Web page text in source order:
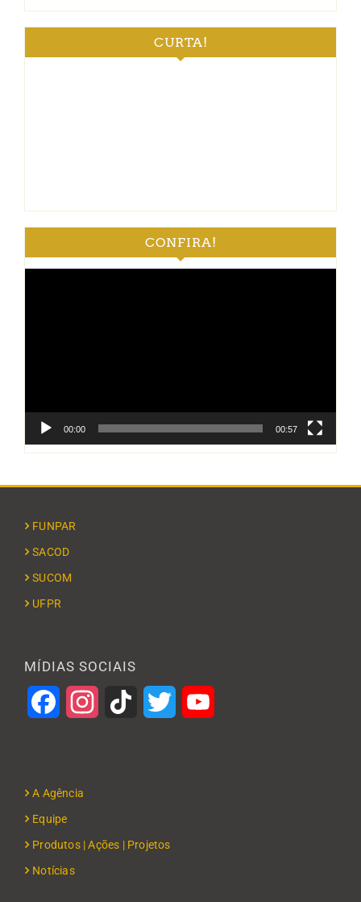
CURTA!
CONFIRA!
00:00 00:57
FUNPAR
SACOD
SUCOM
UFPR
MÍDIAS SOCIAIS
FacebookInstagramTikTok Twitter
A Agência
Equipe
Produtos | Ações | Projetos
Notícias